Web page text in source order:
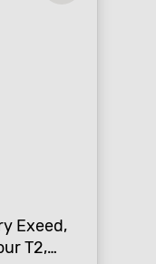
Exeed,
T2,